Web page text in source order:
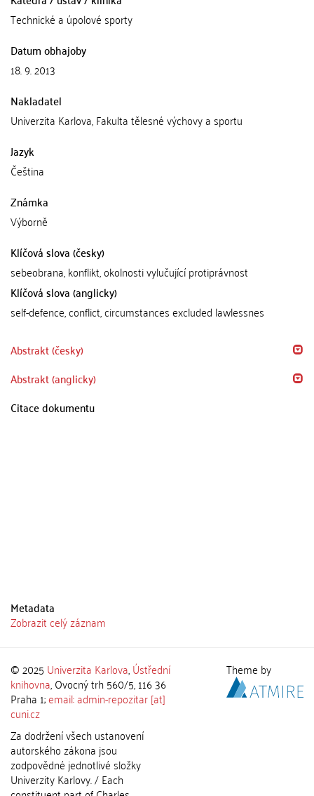
Technické a úpolové sporty
Datum obhajoby
18. 9. 2013
Nakladatel
Univerzita Karlova, Fakulta tělesné výchovy a sportu
Jazyk
Čeština
Známka
Výborně
Klíčová slova (česky)
sebeobrana, konflikt, okolnosti vylučující protiprávnost
Klíčová slova (anglicky)
self-defence, conflict, circumstances excluded lawlessnes
Abstrakt (česky)
Abstrakt (anglicky)
Citace dokumentu
Metadata
Zobrazit celý záznam
© 2025 Univerzita Karlova,Ústřední
knihovna, Ovocný trh 560/5, 116 36
Praha 1;email: admin-repozitar [at]
cuni.cz
Za dodržení všech ustanovení
autorského zákona jsou
zodpovědné jednotlivé složky
Univerzity Karlovy. / Each
Theme by